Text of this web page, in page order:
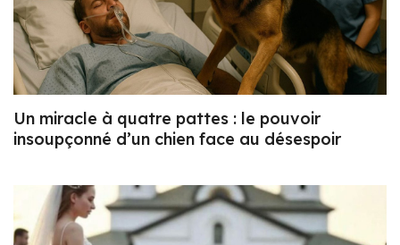
Un miracle à quatre pattes : le pouvoir
insoupçonné d’un chien face au désespoir